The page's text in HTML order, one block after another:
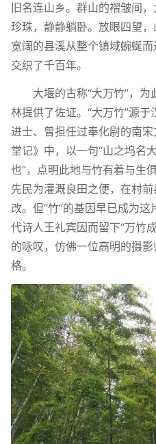
旧名连山乡。群山的褶皱间
珍珠，静静躺卧。放眼四望，
宽阔的县溪从整个镇域蜿蜒
交织了千百年。
大堰的古称“大万竹”，
林提供了佐证。“大万竹”源于
进士、曾担任过奉化尉的南
堂记》中，以一句“山之坞名
也”，点明此地与竹有着与生
先民为灌溉良田之便，在村
改。但“竹”的基因早已成为
代诗人王礼宾因而留下“万竹
的咏叹，仿佛一位高明的摄
格。